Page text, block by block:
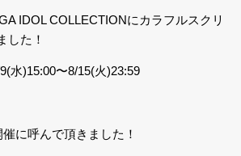
IDOL COLLECTIONにカラフルスクリ
した！
水)15:00〜8/15(火)23:59
に呼んで頂きました！